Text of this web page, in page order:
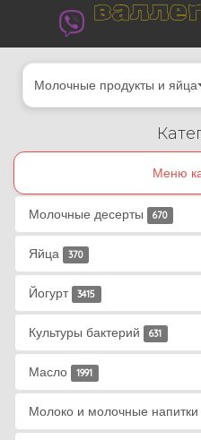
Молочные продукты и яйца
Меню
Молочные десерты 670
Яйца 370
Йогурт 3415
Культуры бактерий 631
Масло 1991
Молоко и молочные напитки